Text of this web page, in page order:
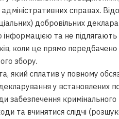
справах.
добровільних
та не
коли це прямо
збору.
який сплатив у повному
у встановлених
забезпечення
та вчинятися слідчі